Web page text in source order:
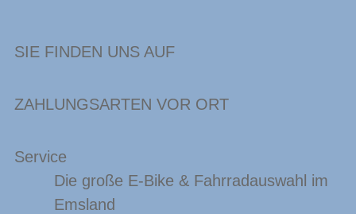
SIE FINDEN UNS AUF
ZAHLUNGSARTEN VOR ORT
Service
Die große E-Bike & Fahrradauswahl im
Emsland